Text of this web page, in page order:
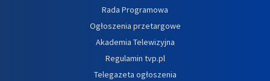
Rada Programowa
Ogłoszenia przetargowe
Akademia Telewizyjna
Regulamin tvp.pl
Telegazeta ogłoszenia